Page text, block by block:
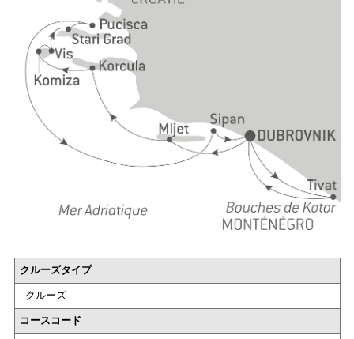
クルーズタイプ
クルーズ
コースコード